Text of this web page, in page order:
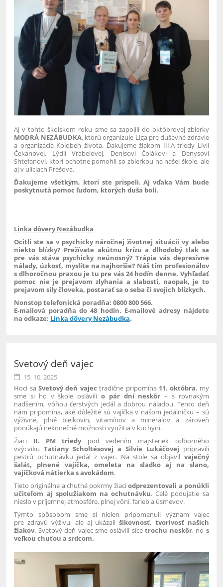
Aj v tohto školskom roku sme sa zapojili do októbrovej zbierky
MODRÁ NEZÁBUDKA, ktorú organizuje Liga pre duševné zdravie
a organizácia Kolobeh života. Ďakujeme žiakom III.A triedy Lívií
Čekanovej, Lýdií Vrábelovej, Denisovi Čolákovi a Denysovi
Shtefanovi, ktorí ochotne pomohli so zbierkou na našej škole, ale
aj v uliciach Prešova.
Ďakujeme všetkým, ktorí ste prispeli. Aj vďaka Vám bude
poskytnutá pomoc ľudom, ktorých duša bolí.
Linka dôvery Nezábudka
Ocitli ste sa v psychicky náročnej životnej situácii vy alebo
niekto blízky? Prežívate akútnu krízu a dlhodobý tlak sa
pre vás stáva psychicky neúnosný? Trápia vás depresívne
nálady, úzkosť, myslíte na najhoršie? Náš tím profesionálov
s dlhoročnou praxou je tu pre vás 24 hodín denne. Vyhľadať
pomoc nie je prejavom zlyhania a slabosti, naopak, je to
prejavom sily človeka, postarať sa o seba či svojich blízkych.
Nonstop telefonická poradňa: 0800 800 566.
E-mailová poradňa do 48 hodín. E-mailové adresy nájdete
na odkaze: Linka dôvery Nezábudka.
Svetový deň vajec
15. 10. 2025
Hoci saSvetový deň vajec tradične pripomína 11. októbra, my
sme si ho v škole oslávili o pár dní neskôr – s rovnakým
nadšením, vôňou čerstvých jedál a dobrou náladou. Tento deň
nám pripomína, aké dôležité sú vajíčka v našom jedálničku – sú
výživné, plné bielkovín, vitamínov a minerálov a zároveň
ponúkajú nekonečné možnosti využitia v kuchyni.
Žiaci II. PM triedypod vedením majsteriek odborného
vvýcvikuTatiany Scholtésovej a Silvie Lukáčovej pripravili
pestrú ochutnávku jedál z vajec. Na stole sa objavil vaječný
šalát, plnené vajíčka, omeleta na sladko aj na slano,
vajíčková nátierka s avokádom.
Tieto originálne a chutné pokrmy žiaciodprezentovali a ponúkli
učiteľom aj spolužiakom na ochutnávku. Celé podujatie sa
nieslo v príjemnej atmosfére, plnej vôní, farieb a úsmevov.
Týmto spôsobom sme si nielen pripomenuli význam vajec
pre zdravú výživu, ale aj ukázališikovnosť, tvorivosť našich
žiakov. Svetový deň vajec sme oslávili sícetrochu neskôr, no s
veľkou chuťou a srdcom.